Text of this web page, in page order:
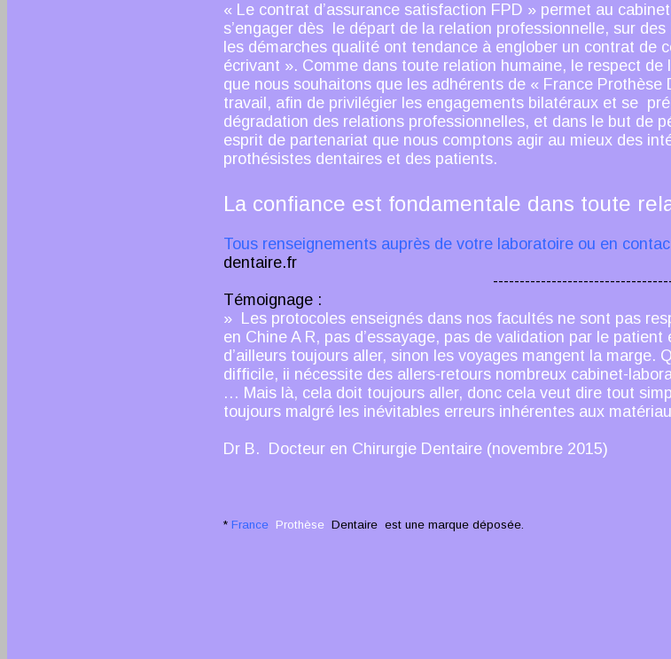
« Le contrat d’assurance satisfaction FPD » permet au
s’engager dès le départ de la relation professionnelle, sur
les démarches qualité ont tendance à englober un contrat de
écrivant ». Comme dans toute relation humaine, le respect de
que nous souhaitons que les adhérents de « France
travail, afin de privilégier les engagements bilatéraux et se
dégradation des relations professionnelles, et dans le but de
esprit de partenariat que nous comptons agir au mieux des
prothésistes dentaires et des patients.
La confiance est fondamentale dans toute
Tous renseignements auprès de votre laboratoire ou en
dentaire.fr
Témoignage :
» Les protocoles enseignés dans nos facultés ne sont pas
en Chine A R, pas d’essayage, pas de validation par le
d’ailleurs toujours aller, sinon les voyages mangent la marge.
difficile, ii nécessite des allers-retours nombreux cabinet-
… Mais là, cela doit toujours aller, donc cela veut dire tout
toujours malgré les inévitables erreurs inhérentes aux
Dr B. Docteur en Chirurgie Dentaire (novembre 2015)
* France Prothèse Dentaire est une marque déposée.